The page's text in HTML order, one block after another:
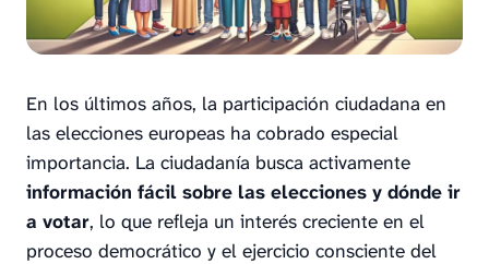
En los últimos años, la participación ciudadana en
las elecciones europeas ha cobrado especial
importancia. La ciudadanía busca activamente
información fácil sobre las elecciones y dónde ir
a votar, lo que refleja un interés creciente en el
proceso democrático y el ejercicio consciente del